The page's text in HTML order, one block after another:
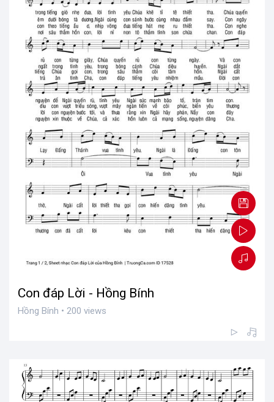
Con đáp Lời - Hồng Bính
Hồng Bính • 200 views